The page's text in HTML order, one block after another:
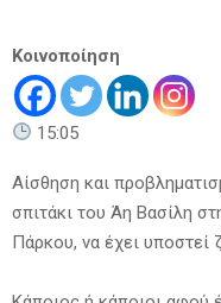
Κοινοποίηση
15:05
Αίσθηση και
σπιτάκι του Άη Βασίλη
Πάρκου, να έχει υποστεί